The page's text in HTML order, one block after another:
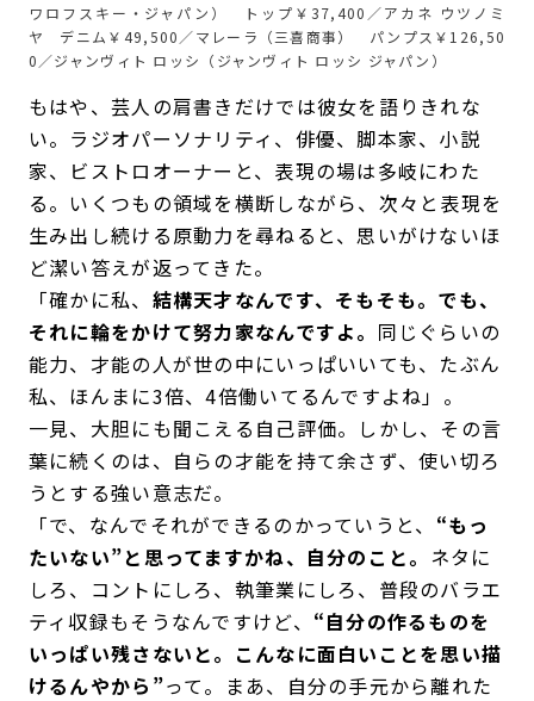
ワロフスキー・ジャパン） トップ￥37,400／アカネ ウツノミ
ヤ デニム￥49,500／マレーラ（三喜商事） パンプス￥126,50
0／ジャンヴィト ロッシ（ジャンヴィト ロッシ ジャパン）
もはや、芸人の肩書きだけでは彼女を語りきれな
い。ラジオパーソナリティ、俳優、脚本家、小説
家、ビストロオーナーと、表現の場は多岐にわた
る。いくつもの領域を横断しながら、次々と表現を
生み出し続ける原動力を尋ねると、思いがけないほ
ど潔い答えが返ってきた。
「確かに私、 結構天才なんです、そもそも。でも、
それに輪をかけて努力家なんですよ。 同じぐらいの
能力、才能の人が世の中にいっぱいいても、たぶん
私、ほんまに3倍、4倍働いてるんですよね」。
一見、大胆にも聞こえる自己評価。しかし、その言
葉に続くのは、自らの才能を持て余さず、使い切ろ
うとする強い意志だ。
「で、なんでそれができるのかっていうと、 “もっ
たいない”と思ってますかね、自分のこと。 ネタに
しろ、コントにしろ、執筆業にしろ、普段のバラエ
ティ収録もそうなんですけど、 “自分の作るものを
いっぱい残さないと。こんなに面白いことを思い描
けるんやから”って。まあ、自分の手元から離れた